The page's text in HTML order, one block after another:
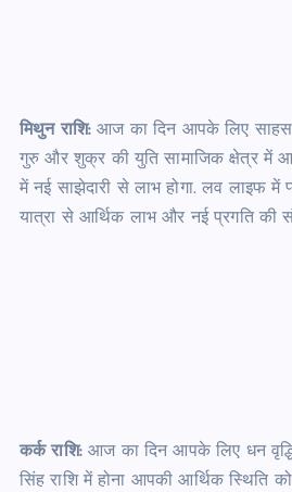
मिथुन राशि: आज का दिन आपके लिए साहस
गुरु और शुक्र की युति सामाजिक क्षेत्र में
में नई साझेदारी से लाभ होगा. लव लाइफ में
यात्रा से आर्थिक लाभ और नई प्रगति की
कर्क राशि:आज का दिन आपके लिए धन वृद्धि
सिंह राशि में होना आपकी आर्थिक स्थिति